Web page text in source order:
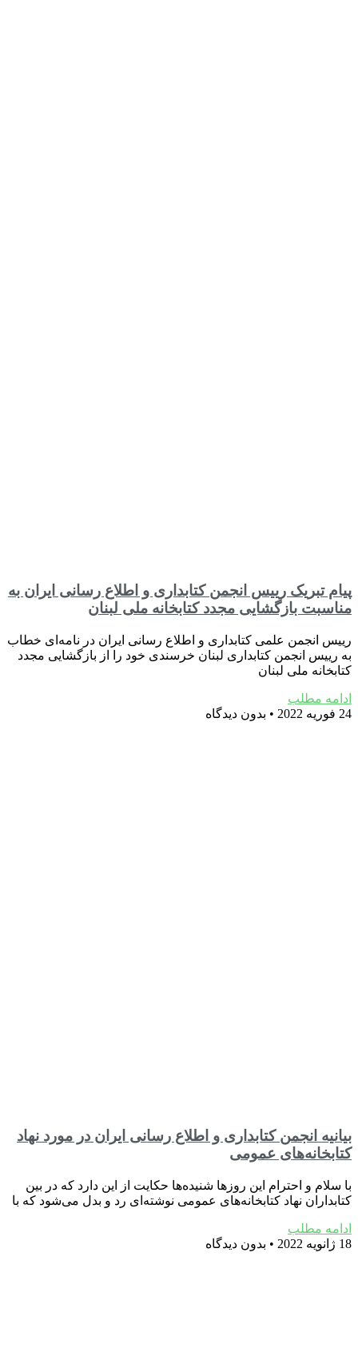
پیام تبریک رییس انجمن کتابداری و اطلاع رسانی ایران به
مناسبت بازگشایی مجدد کتابخانه ملی لبنان
رییس انجمن علمی کتابداری و اطلاع رسانی ایران در نامه‌ای خطاب
به رییس انجمن کتابداری لبنان خرسندی خود را از بازگشایی مجدد
کتابخانه ملی لبنان
ادامه مطلب
24 فوریه 2022
بدون دیدگاه
بیانیه انجمن کتابداری و اطلاع رسانی ایران در مورد نهاد
کتابخانه‌های عمومی
با سلام و احترام این روزها شنیده‌ها حکایت از این دارد که در بین
کتابداران نهاد کتابخانه‌های عمومی نوشته‌ای رد و بدل می‌شود که با
ادامه مطلب
18 ژانویه 2022
بدون دیدگاه